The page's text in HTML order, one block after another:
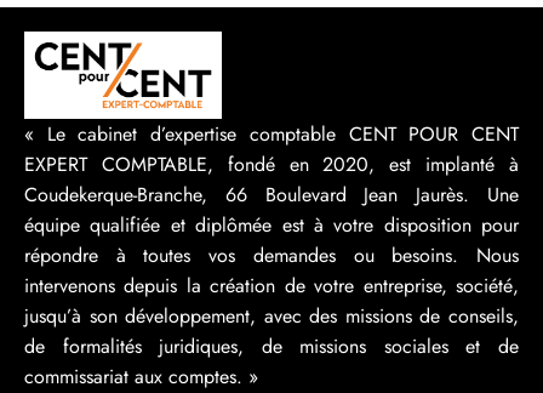
« Le cabinet d’expertise comptable CENT POUR CENT
EXPERT COMPTABLE, fondé en 2020, est implanté à
Coudekerque-Branche, 66 Boulevard Jean Jaurès. Une
équipe qualifiée et diplômée est à votre disposition pour
répondre à toutes vos demandes ou besoins. Nous
intervenons depuis la création de votre entreprise, société,
jusqu’à son développement, avec des missions de conseils,
de formalités juridiques, de missions sociales et de
commissariat aux comptes. »